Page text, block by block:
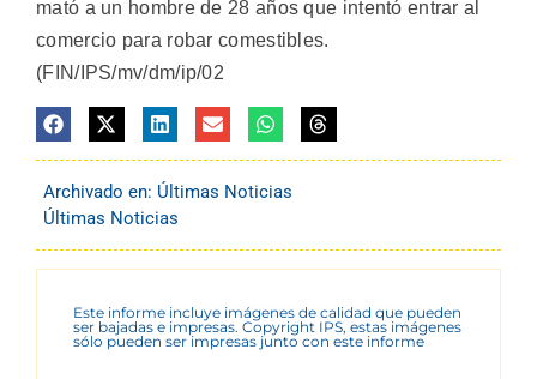
mató a un hombre de 28 años que intentó entrar al
comercio para robar comestibles.
(FIN/IPS/mv/dm/ip/02
Archivado en: Últimas Noticias
Últimas Noticias
Este informe incluye imágenes de calidad que pueden
ser bajadas e impresas. Copyright IPS, estas imágenes
sólo pueden ser impresas junto con este informe